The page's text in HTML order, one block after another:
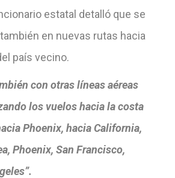
estatal detalló que se
en nuevas rutas hacia
país vecino.
con otras líneas aéreas
los vuelos hacia la costa
Phoenix, hacia California,
Phoenix, San Francisco,